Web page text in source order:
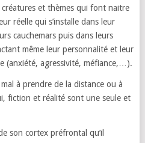
et thèmes qui font naitre
réelle qui s’installe dans leur
cauchemars puis dans leurs
même leur personnalité et leur
(anxiété, agressivité, méfiance,…).
à prendre de la distance ou à
fiction et réalité sont une seule et
son cortex préfrontal qu’il